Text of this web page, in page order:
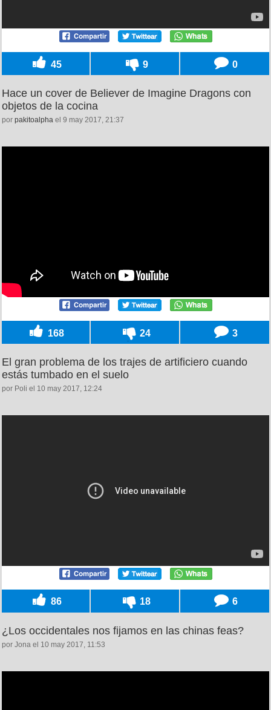
45 9 0
Hace un cover de Believer de Imagine Dragons con
objetos de la cocina
por pakitoalpha el 9 may 2017, 21:37
168 24 3
El gran problema de los trajes de artificiero cuando
estás tumbado en el suelo
por Poli el 10 may 2017, 12:24
86 18 6
¿Los occidentales nos fijamos en las chinas feas?
por Jona el 10 may 2017, 11:53